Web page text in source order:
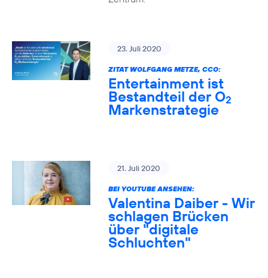
23. Juli 2020
ZITAT WOLFGANG METZE, CCO:
Entertainment ist
Bestandteil der O2
Markenstrategie
21. Juli 2020
BEI YOUTUBE ANSEHEN:
Valentina Daiber - Wir
schlagen Brücken
über "digitale
Schluchten"